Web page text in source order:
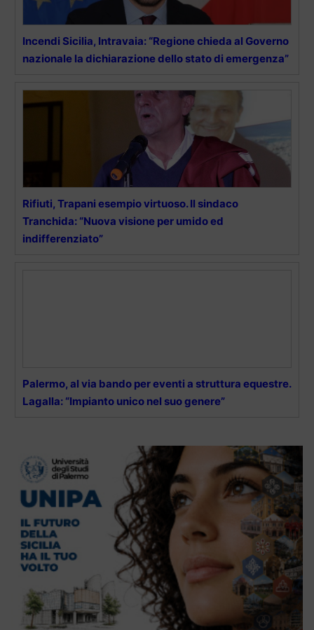
Incendi Sicilia, Intravaia: “Regione chieda al Governo
nazionale la dichiarazione dello stato di emergenza”
Rifiuti, Trapani esempio virtuoso. Il sindaco
Tranchida: “Nuova visione per umido ed
indifferenziato”
Palermo, al via bando per eventi a struttura equestre.
Lagalla: “Impianto unico nel suo genere”